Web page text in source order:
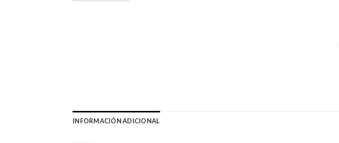
INFORMACIÓN ADICIONAL